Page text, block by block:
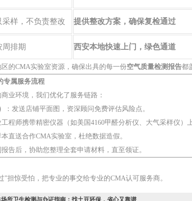
采样，不负责整改 提供整改方案，确保复检通过
周排期 西安本地快速上门，绿色通道
的CMA实验室资源，确保出具的每一份空气质量检测报告都
专属服务流程
业环境，我们优化了服务链路：
：发送店铺平面图，资深顾问免费评估风险点。
工程师携带精密仪器（如美国4160甲醛分析仪、大气采样仪）
本直送合作CMA实验室，杜绝数据造假。
报告后，协助您整理全套申请材料，直至领证。
”担惊受怕，把专业的事交给专业的CMA认可服务商。
所卫生检测与办证指南：找土豆环保，省心又靠谱